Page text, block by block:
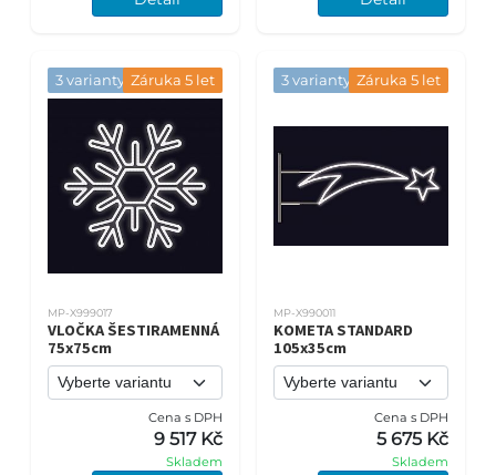
3 varianty Záruka 5 let
MP-X999017
VLOČKA ŠESTIRAMENNÁ
75x75cm
Cena s DPH
9 517 Kč
Skladem
3 varianty Záruka 5 let
MP-X990011
KOMETA STANDARD
105x35cm
Cena s DPH
5 675 Kč
Skladem